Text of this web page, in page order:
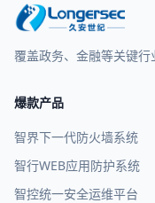
覆盖政务、金融等关键
爆款产品
智界下一代防火墙系统
智行WEB应用防护系统
智控统一安全运维平台